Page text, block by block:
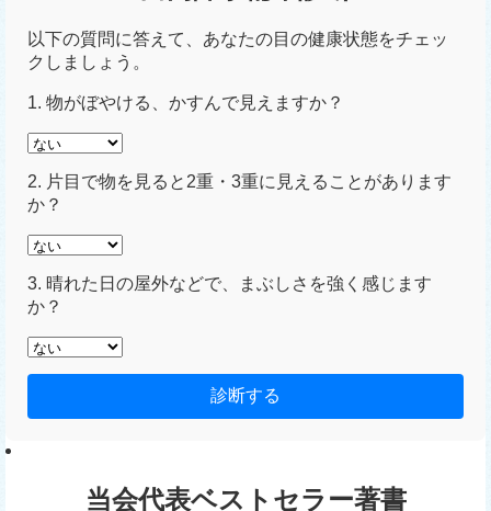
以下の質問に答えて、あなたの目の健康状態をチェッ
クしましょう。
1. 物がぼやける、かすんで見えますか？
2. 片目で物を見ると2重・3重に見えることがあります
か？
3. 晴れた日の屋外などで、まぶしさを強く感じます
か？
診断する
当会代表ベストセラー著書